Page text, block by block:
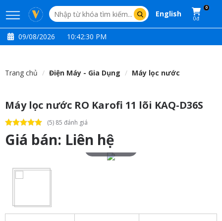
English
0
0đ
09/08/2026 10:42:31 PM
Trang chủ Điện Máy - Gia Dụng Máy lọc nước
Máy lọc nước RO Karofi 11 lõi KAQ-D36S
(5) 85 đánh giá
Giá bán: Liên hệ
Touch to zoom